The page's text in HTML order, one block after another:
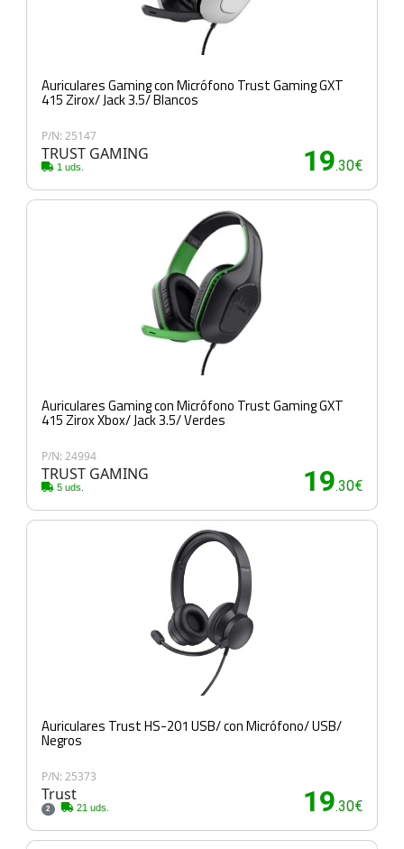
Auriculares Gaming con Micrófono Trust Gaming GXT
415 Zirox/ Jack 3.5/ Blancos
P/N: 25147
TRUST GAMING
1 uds. 19.30€
Auriculares Gaming con Micrófono Trust Gaming GXT
415 Zirox Xbox/ Jack 3.5/ Verdes
P/N: 24994
TRUST GAMING
5 uds. 19.30€
Auriculares Trust HS-201 USB/ con Micrófono/ USB/
Negros
P/N: 25373
Trust
2 21 uds. 19.30€